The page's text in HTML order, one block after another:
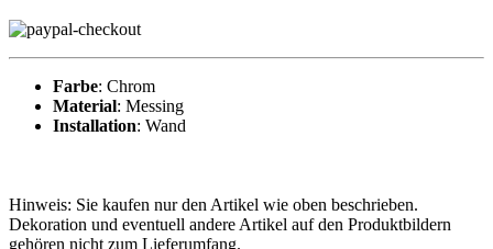
Farbe: Chrom
Material: Messing
Installation: Wand
Hinweis: Sie kaufen nur den Artikel wie oben beschrieben.
Dekoration und eventuell andere Artikel auf den Produktbildern
gehören nicht zum Lieferumfang.